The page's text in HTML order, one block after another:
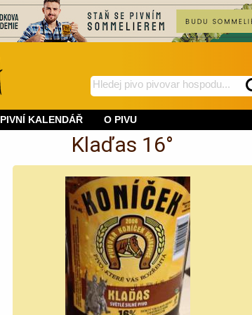
hledej
BeerWeb
spustí
PIVNÍ KALENDÁŘ O PIVU
Klaďas 16°